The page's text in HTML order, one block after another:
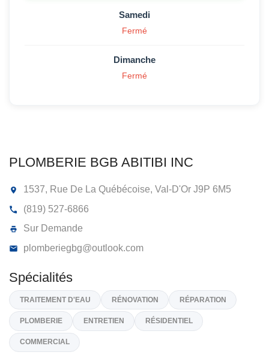
PLOMBERIE BGB ABITIBI INC
1537, Rue De La Québécoise, Val-D'Or
(819) 527-6866
Sur Demande
plomberiegbg@outlook.com
Samedi
Fermé
Dimanche
Fermé